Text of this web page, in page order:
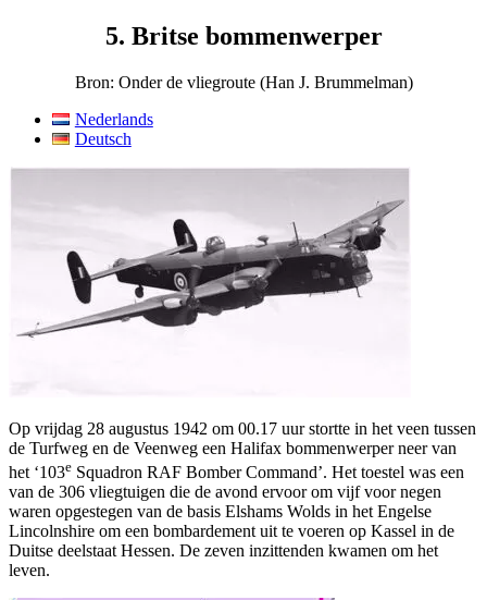
5. Britse bommenwerper
Bron: Onder de vliegroute (Han J. Brummelman)
Nederlands
Deutsch
Op vrijdag 28 augustus 1942 om 00.17 uur stortte in het veen tussen
de Turfweg en de Veenweg een Halifax bommenwerper neer van
het ‘103e Squadron RAF Bomber Command’. Het toestel was een
van de 306 vliegtuigen die de avond ervoor om vijf voor negen
waren opgestegen van de basis Elshams Wolds in het Engelse
Lincolnshire om een bombardement uit te voeren op Kassel in de
Duitse deelstaat Hessen. De zeven inzittenden kwamen om het
leven.